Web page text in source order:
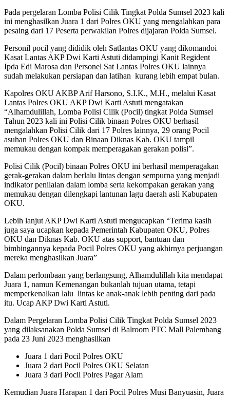
Pada pergelaran Lomba Polisi Cilik Tingkat Polda Sumsel 2023 kali
ini menghasilkan Juara 1 dari Polres OKU yang mengalahkan para
pesaing dari 17 Peserta perwakilan Polres dijajaran Polda Sumsel.
Personil pocil yang dididik oleh Satlantas OKU yang dikomandoi
Kasat Lantas AKP Dwi Karti Astuti didampingi Kanit Regident
Ipda Edi Marosa dan Personel Sat Lantas Polres OKU lainnya
sudah melakukan persiapan dan latihan kurang lebih empat bulan.
Kapolres OKU AKBP Arif Harsono, S.I.K., M.H., melalui Kasat
Lantas Polres OKU AKP Dwi Karti Astuti mengatakan
“Alhamdulillah, Lomba Polisi Cilik (Pocil) tingkat Polda Sumsel
Tahun 2023 kali ini Polisi Cilik binaan Polres OKU berhasil
mengalahkan Polisi Cilik dari 17 Polres lainnya, 29 orang Pocil
asuhan Polres OKU dan Binaan Diknas Kab. OKU tampil
memukau dengan kompak memperagakan gerakan polisi”.
Polisi Cilik (Pocil) binaan Polres OKU ini berhasil memperagakan
gerak-gerakan dalam berlalu lintas dengan sempurna yang menjadi
indikator penilaian dalam lomba serta kekompakan gerakan yang
memukau dengan dilengkapi lantunan lagu daerah asli Kabupaten
OKU.
Lebih lanjut AKP Dwi Karti Astuti mengucapkan “Terima kasih
juga saya ucapkan kepada Pemerintah Kabupaten OKU, Polres
OKU dan Diknas Kab. OKU atas support, bantuan dan
bimbingannya kepada Pocil Polres OKU yang akhirnya perjuangan
mereka menghasilkan Juara”
Dalam perlombaan yang berlangsung, Alhamdulillah kita mendapat
Juara 1, namun Kemenangan bukanlah tujuan utama, tetapi
memperkenalkan lalu lintas ke anak-anak lebih penting dari pada
itu. Ucap AKP Dwi Karti Astuti.
Dalam Pergelaran Lomba Polisi Cilik Tingkat Polda Sumsel 2023
yang dilaksanakan Polda Sumsel di Balroom PTC Mall Palembang
pada 23 Juni 2023 menghasilkan
Juara 1 dari Pocil Polres OKU
Juara 2 dari Pocil Polres OKU Selatan
Juara 3 dari Pocil Polres Pagar Alam
Kemudian Juara Harapan 1 dari Pocil Polres Musi Banyuasin, Juara